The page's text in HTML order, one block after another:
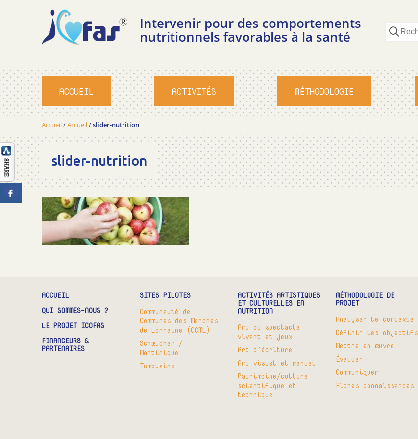
Intervenir pour des comportements
nutritionnels favorables à la santé
ACCUEIL ACTIVITÉS MÉTHODOLOGIE
Accueil/Accueil/slider-nutrition
slider-nutrition
ACCUEIL
QUI SOMMES-NOUS ?
LE PROJET ICOFAS
FINANCEURS &
PARTENAIRES
SITES PILOTES
Communauté de
Communes des Marches
de Lorraine (CCML)
Schœlcher /
Martinique
Tomblaine
ACTIVITÉS ARTISTIQUES
ET CULTURELLES EN
NUTRITION
Art du spectacle
vivant et jeux
Art d’écriture
Art visuel et manuel
Patrimoine/culture
scientifique et
technique
MÉTHODOLOGIE DE
PROJET
Analyser le contexte
Définir les objectifs
Mettre en œuvre
Évaluer
Communiquer
Fiches connaissances